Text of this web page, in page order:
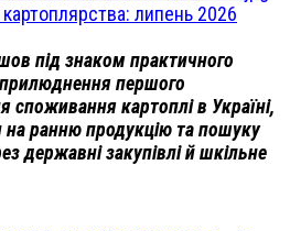
липень 2026
під знаком практичного
першого
споживання картоплі в Україні,
на ранню продукцію та пошуку
державні закупівлі й шкільне